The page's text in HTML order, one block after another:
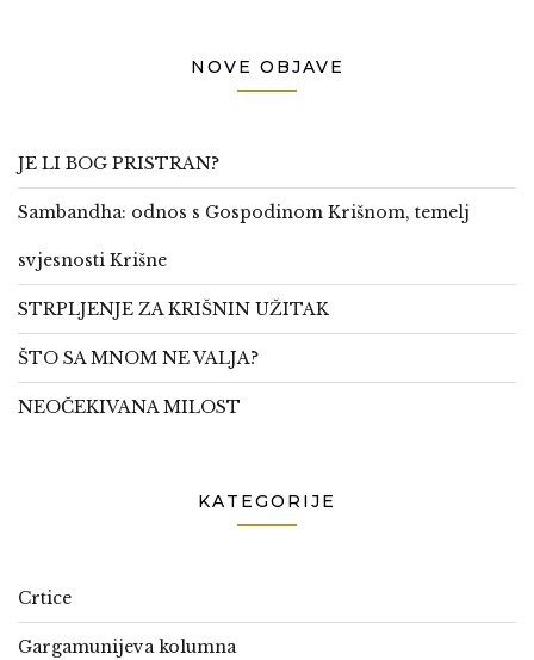
NOVE OBJAVE
JE LI BOG PRISTRAN?
Sambandha: odnos s Gospodinom Krišnom, temelj
svjesnosti Krišne
STRPLJENJE ZA KRIŠNIN UŽITAK
ŠTO SA MNOM NE VALJA?
NEOČEKIVANA MILOST
KATEGORIJE
Crtice
Gargamunijeva kolumna